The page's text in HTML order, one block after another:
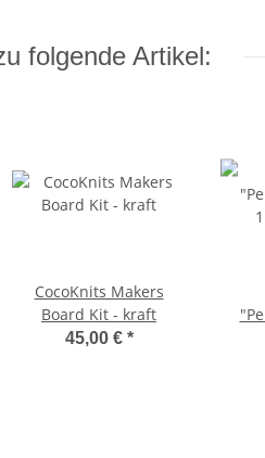
folgende Artikel:
CocoKnits Makers
Board Kit - kraft
45,00 € *